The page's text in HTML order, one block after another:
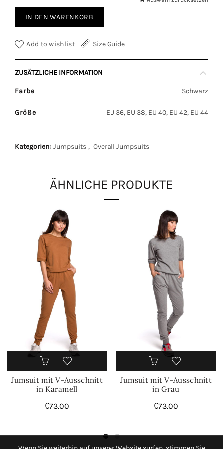
IN DEN WARENKORB
Add to wishlist Size Guide
ZUSÄTZLICHE INFORMATION
Farbe Schwarz
Größe EU 36, EU 38, EU 40, EU 42, EU 44
Kategorien: Jumpsuits , Overall Jumpsuits
ÄHNLICHE PRODUKTE
Jumsuit mit V-Ausschnitt
in Karamell
€73.00
Jumsuit mit V-Ausschnitt
in Grau
€73.00